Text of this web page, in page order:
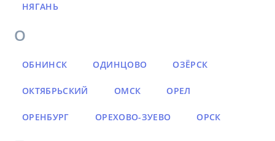
НЯГАНЬ
О
ОБНИНСК ОДИНЦОВО ОЗЁРСК
ОКТЯБРЬСКИЙ ОМСК ОРЕЛ
ОРЕНБУРГ ОРЕХОВО-ЗУЕВО ОРСК